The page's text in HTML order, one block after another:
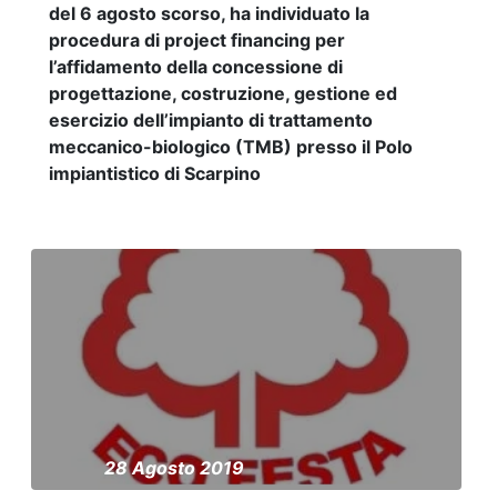
del 6 agosto scorso, ha individuato la
procedura di project financing per
l’affidamento della concessione di
progettazione, costruzione, gestione ed
esercizio dell’impianto di trattamento
meccanico-biologico (TMB) presso il Polo
impiantistico di Scarpino
28 Agosto 2019